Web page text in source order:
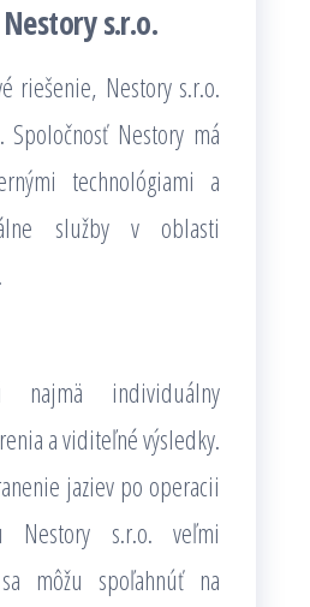
s.r.o.
riešenie, Nestory s.r.o.
Nestory má
technológiami a
služby v oblasti
najmä individuálny
a viditeľné výsledky.
jaziev po operacii
Nestory s.r.o. veľmi
môžu spoľahnúť na